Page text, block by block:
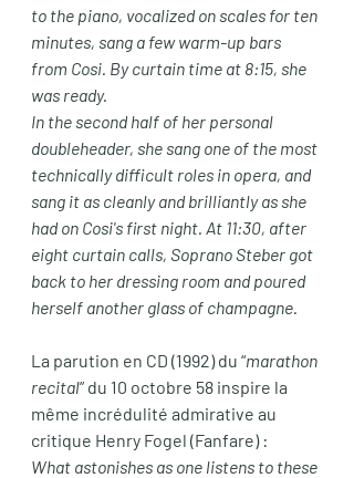
to the piano, vocalized on scales for ten
minutes, sang a few warm-up bars
from Cosi. By curtain time at 8:15, she
was ready.
In the second half of her personal
doubleheader, she sang one of the most
technically difficult roles in opera, and
sang it as cleanly and brilliantly as she
had on Cosi's first night. At 11:30, after
eight curtain calls, Soprano Steber got
back to her dressing room and poured
herself another glass of champagne.
La parution en CD (1992) du “marathon
recital” du 10 octobre 58 inspire la
même incrédulité admirative au
critique Henry Fogel (Fanfare) :
What astonishes as one listens to these